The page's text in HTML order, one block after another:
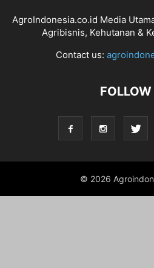
AgroIndonesia.co.id Media
Agribisnis, Kehutanan &
Contact us:
© 2026